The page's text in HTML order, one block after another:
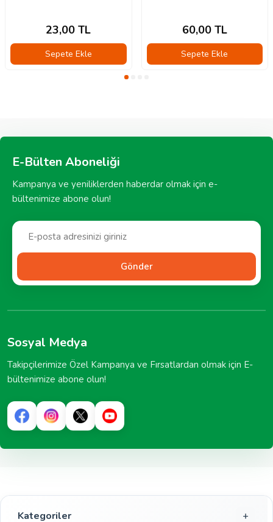
23,00 TL
Sepete Ekle
60,00TL
Sepete Ekle
E-Bülten Aboneliği
Kampanya ve yeniliklerden haberdar olmak için e-
bültenimize abone olun!
Gönder
Sosyal Medya
Takipçilerimize Özel Kampanya ve Fırsatlardan olmak için E-
bültenimize abone olun!
Kategoriler